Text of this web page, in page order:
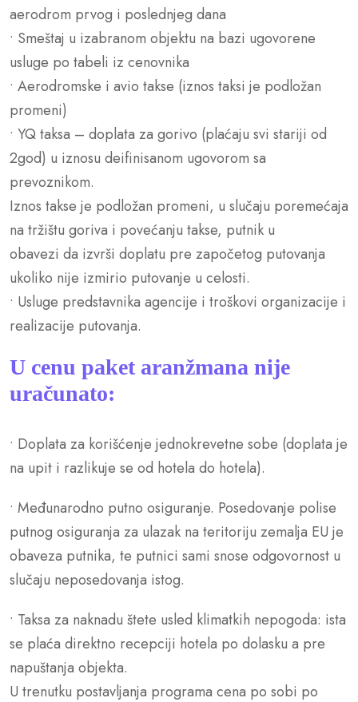
aerodrom prvog i poslednjeg dana
• Smeštaj u izabranom objektu na bazi ugovorene
usluge po tabeli iz cenovnika
• Aerodromske i avio takse (iznos taksi je podložan
promeni)
• YQ taksa – doplata za gorivo (plaćaju svi stariji od
2god) u iznosu deifinisanom ugovorom sa
prevoznikom.
Iznos takse je podložan promeni, u slučaju poremećaja
na tržištu goriva i povećanju takse, putnik u
obavezi da izvrši doplatu pre započetog putovanja
ukoliko nije izmirio putovanje u celosti.
• Usluge predstavnika agencije i troškovi organizacije i
realizacije putovanja.
U cenu paket aranžmana nije
uračunato:
• Doplata za korišćenje jednokrevetne sobe (doplata je
na upit i razlikuje se od hotela do hotela).
• Međunarodno putno osiguranje. Posedovanje polise
putnog osiguranja za ulazak na teritoriju zemalja EU je
obaveza putnika, te putnici sami snose odgovornost u
slučaju neposedovanja istog.
• Taksa za naknadu štete usled klimatkih nepogoda: ista
se plaća direktno recepciji hotela po dolasku a pre
napuštanja objekta.
U trenutku postavljanja programa cena po sobi po